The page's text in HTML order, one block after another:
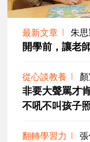
最新文章 朱
開學前，讓老
從心談教養
非要大聲罵才
不吼不叫孩子
翻轉學習力